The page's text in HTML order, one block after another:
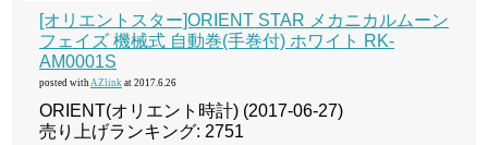
[オリエントスター]ORIENT STAR メカニカルムーン
フェイズ 機械式 自動巻(手巻付) ホワイト RK-
AM0001S
posted withAZlink at 2017.6.26
ORIENT(オリエント時計) (2017-06-27)
売り上げランキング: 2751